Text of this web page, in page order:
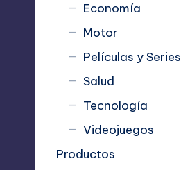
Economía
Motor
Películas y Series
Salud
Tecnología
Videojuegos
Productos